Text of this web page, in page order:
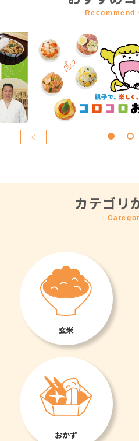
Recommend
カテゴリ
玄米
おかず